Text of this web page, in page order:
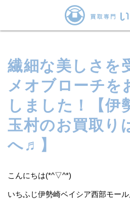
繊細な美しさを
メオブローチを
しました！【伊
玉村のお買取り
へ♬】
こんにちは(*^▽^*)
いちふじ伊勢崎ベイシア西部モール